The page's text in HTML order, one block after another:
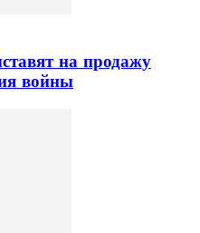
на продажу
войны